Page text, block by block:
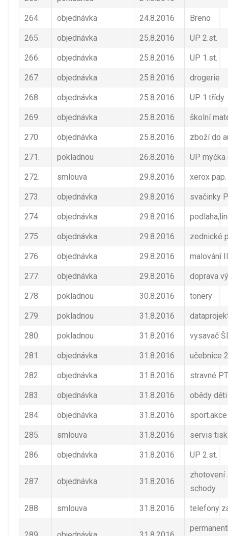
264. objednávka 24.8.2016 Breno
265. objednávka 25.8.2016 UP 2.st.
266. objednávka 25.8.2016 UP 1.st.
267. objednávka 25.8.2016 drogerie
268. objednávka 25.8.2016 UP 1.třídy
269. objednávka 25.8.2016 školní
270. objednávka 25.8.2016 zboží do
271. pokladnou 26.8.2016 UP myčka
272. smlouva 29.8.2016 xerox pap.
273. objednávka 29.8.2016 svačinky
274. objednávka 29.8.2016
275. objednávka 29.8.2016 zednické
276. objednávka 29.8.2016 malování
277. objednávka 29.8.2016 doprava
278. pokladnou 30.8.2016 tonery
279. pokladnou 31.8.2016
280. pokladnou 31.8.2016 vysavač
281. objednávka 31.8.2016 učebnice
282. objednávka 31.8.2016 stravné
283. objednávka 31.8.2016 obědy
284. objednávka 31.8.2016
285. smlouva 31.8.2016 servis
286. objednávka 31.8.2016 UP 2.st.
287. objednávka 31.8.2016
zhotovení
schody
288. smlouva 31.8.2016 telefony